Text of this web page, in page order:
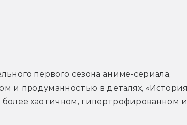
первого сезона аниме-сериала,
и продуманностью в деталях, «История
хаотичном, гипертрофированном и